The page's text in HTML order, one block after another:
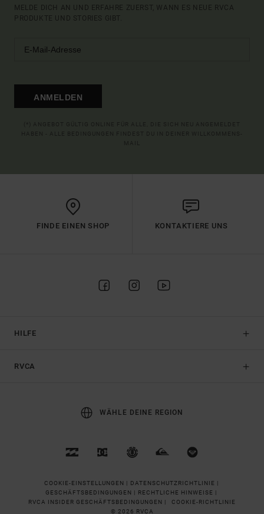
MELDE DICH AN UND ERFAHRE ZUERST, WANN ES NEUE RVCA
PRODUKTE UND STORIES GIBT.
ANMELDEN
FINDE EINEN SHOP KONTAKTIERE UNS
HILFE
RVCA
WÄHLE DEINE REGION
COOKIE-EINSTELLUNGEN | DATENSCHUTZRICHTLINIE |
GESCHÄFTSBEDINGUNGEN | RECHTLICHE HINWEISE |
RVCA INSIDER GESCHÄFTSBEDINGUNGEN |
COOKIE-RICHTLINIE
© 2026 RVCA